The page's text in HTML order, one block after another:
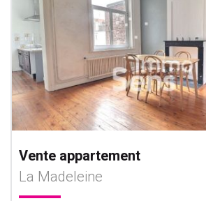
Vente appartement
La Madeleine